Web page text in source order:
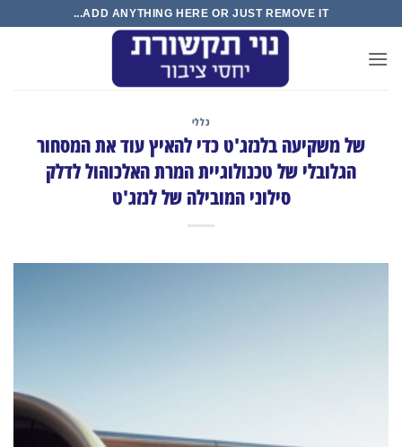
content
ADD ANYTHING HERE OR JUST REMOVE IT...
כללי
של משקיעה בלנזג'ט כדי להאיץ עוד את המסחור
הגלובלי של טכנולוגיית המרת האלכוהול לדלק
סילוני המובילה של לנזג'ט